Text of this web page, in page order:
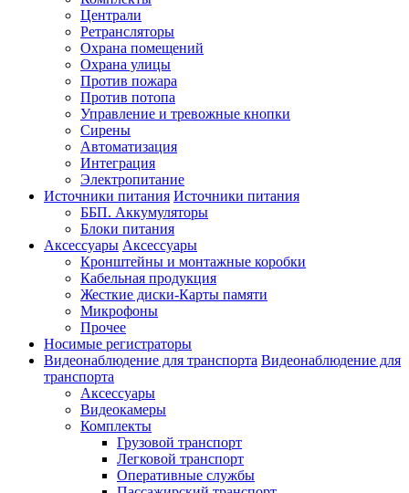
Централи
Ретрансляторы
Охрана помещений
Охрана улицы
Против пожара
Против потопа
Управление и тревожные кнопки
Сирены
Автоматизация
Интеграция
Электропитание
Источники питания Источники питания
ББП. Аккумуляторы
Блоки питания
Аксессуары Аксессуары
Кронштейны и монтажные коробки
Кабельная продукция
Жесткие диски-Карты памяти
Микрофоны
Прочее
Носимые регистраторы
Видеонаблюдение для транспорта Видеонаблюдение для
транспорта
Аксессуары
Видеокамеры
Комплекты
Грузовой транспорт
Легковой транспорт
Оперативные службы